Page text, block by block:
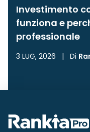
Investimento
funziona e
professionale
3 LUG, 2026 | Di